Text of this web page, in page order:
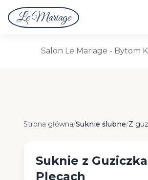
Le MariageSuknie Ślubne
Salon Le Mariage - Bytom
Suknie z Guziczkami na Plecach
Strona główna/Suknie ślubne/Z
Suknie z
Plecach